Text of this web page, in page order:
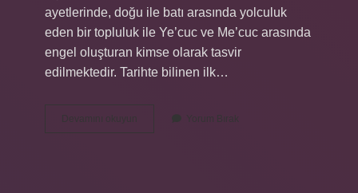
ayetlerinde, doğu ile batı arasında yolculuk
eden bir topluluk ile Ye’cuc ve Me’cuc arasında
engel oluşturan kimse olarak tasvir
edilmektedir. Tarihte bilinen ilk…
Devamını okuyun
Türk
Yorum Bırak